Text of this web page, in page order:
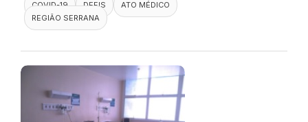
COVID-19 DEFIS
ATO MÉDICO
REGIÃO SERRANA